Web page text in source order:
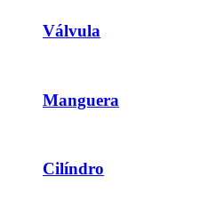
Válvula
Manguera
Cilíndro